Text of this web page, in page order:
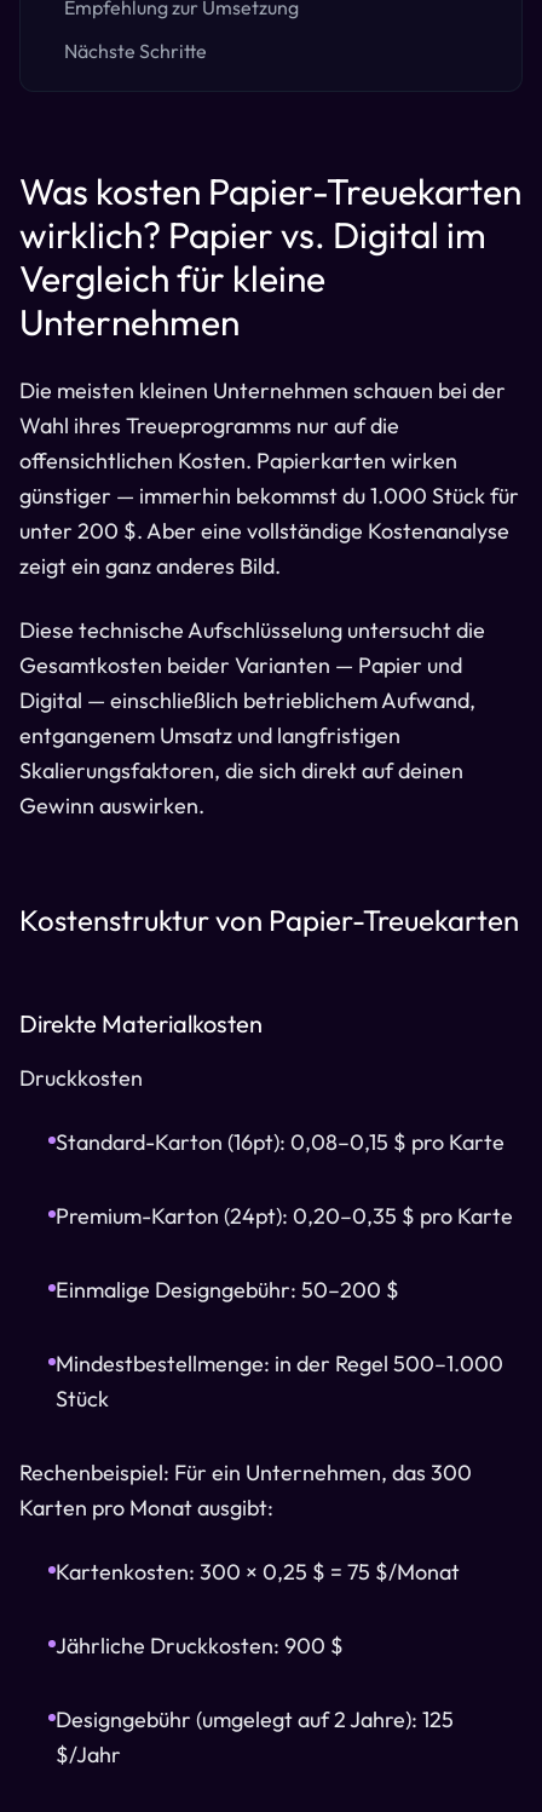
Empfehlung zur Umsetzung
Nächste Schritte
Was kosten Papier-Treuekarten
wirklich? Papier vs. Digital im
Vergleich für kleine
Unternehmen
Die meisten kleinen Unternehmen schauen bei der
Wahl ihres Treueprogramms nur auf die
offensichtlichen Kosten. Papierkarten wirken
günstiger — immerhin bekommst du 1.000 Stück für
unter 200 $. Aber eine vollständige Kostenanalyse
zeigt ein ganz anderes Bild.
Diese technische Aufschlüsselung untersucht die
Gesamtkosten beider Varianten — Papier und
Digital — einschließlich betrieblichem Aufwand,
entgangenem Umsatz und langfristigen
Skalierungsfaktoren, die sich direkt auf deinen
Gewinn auswirken.
Kostenstruktur von Papier-Treuekarten
Direkte Materialkosten
Druckkosten
Standard-Karton (16pt): 0,08–0,15 $ pro Karte
Premium-Karton (24pt): 0,20–0,35 $ pro Karte
Einmalige Designgebühr: 50–200 $
Mindestbestellmenge: in der Regel 500–1.000
Stück
Rechenbeispiel: Für ein Unternehmen, das 300
Karten pro Monat ausgibt:
Kartenkosten: 300 × 0,25 $ = 75 $/Monat
Jährliche Druckkosten: 900 $
Designgebühr (umgelegt auf 2 Jahre): 125
$/Jahr